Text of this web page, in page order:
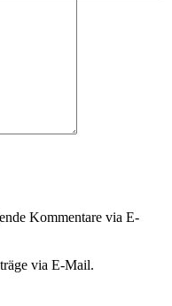
Kommentare via E-
via E-Mail.